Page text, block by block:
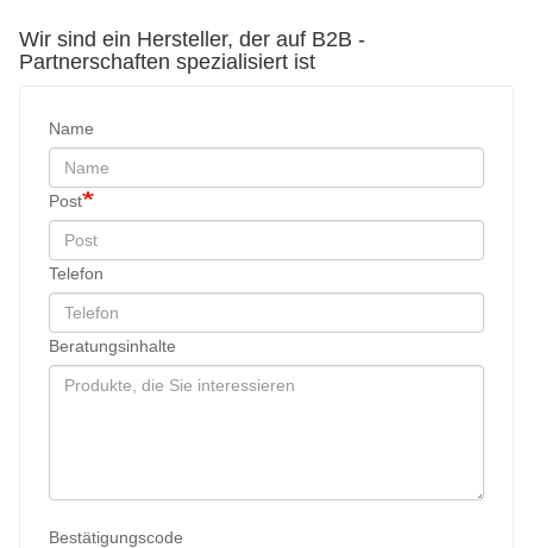
Wir sind ein Hersteller, der auf B2B -
Partnerschaften spezialisiert ist
Name
Post
Telefon
Beratungsinhalte
Bestätigungscode